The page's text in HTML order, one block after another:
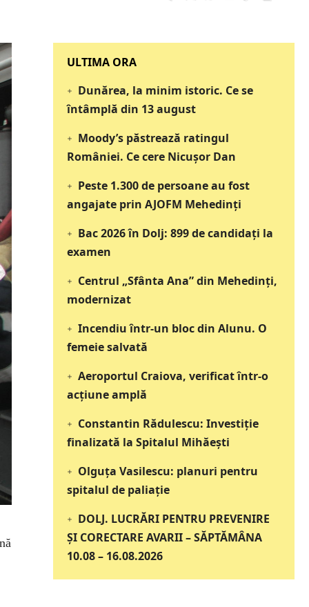
‎‎‎‎‎‎‎ULTIMA ORA
Dunărea, la minim istoric. Ce se
întâmplă din 13 august
Moody’s păstrează ratingul
României. Ce cere Nicușor Dan
Peste 1.300 de persoane au fost
angajate prin AJOFM Mehedinți
Bac 2026 în Dolj: 899 de candidați la
examen
Centrul „Sfânta Ana” din Mehedinți,
modernizat
Incendiu într-un bloc din Alunu. O
femeie salvată
Aeroportul Craiova, verificat într-o
acțiune amplă
Constantin Rădulescu: Investiție
finalizată la Spitalul Mihăești
Olguța Vasilescu: planuri pentru
spitalul de paliație
DOLJ. LUCRĂRI PENTRU PREVENIRE
ȘI CORECTARE AVARII – SĂPTĂMÂNA
10.08 – 16.08.2026